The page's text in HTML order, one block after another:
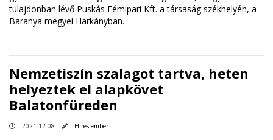
tulajdonban lévő Puskás Fémipari Kft. a társaság székhelyén, a
Baranya megyei Harkányban.
Nemzetiszín szalagot tartva, heten
helyeztek el alapkövet
Balatonfüreden
2021.12.08 Híres ember